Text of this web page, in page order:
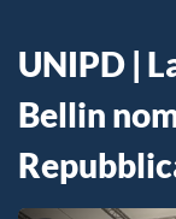
UNIPD |
Bellin